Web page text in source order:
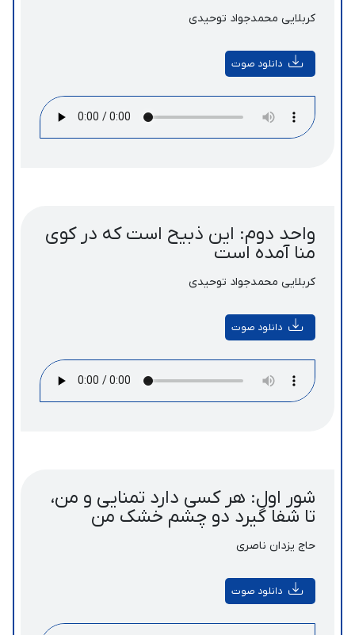
کربلایی محمدجواد توحیدی
دانلود صوت
واحد دوم: این ذبیح است که در کوی
منا آمده است
کربلایی محمدجواد توحیدی
دانلود صوت
شور اول: هر کسی دارد تمنایی و من،
تا شفا گیرد دو چشم خشک من
حاج یزدان ناصری
دانلود صوت